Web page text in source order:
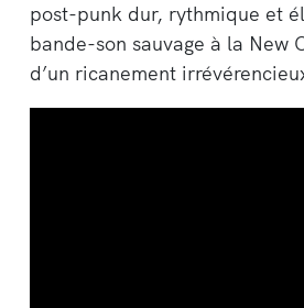
post-punk dur, rythmique et
bande-son sauvage à la New
d’un ricanement